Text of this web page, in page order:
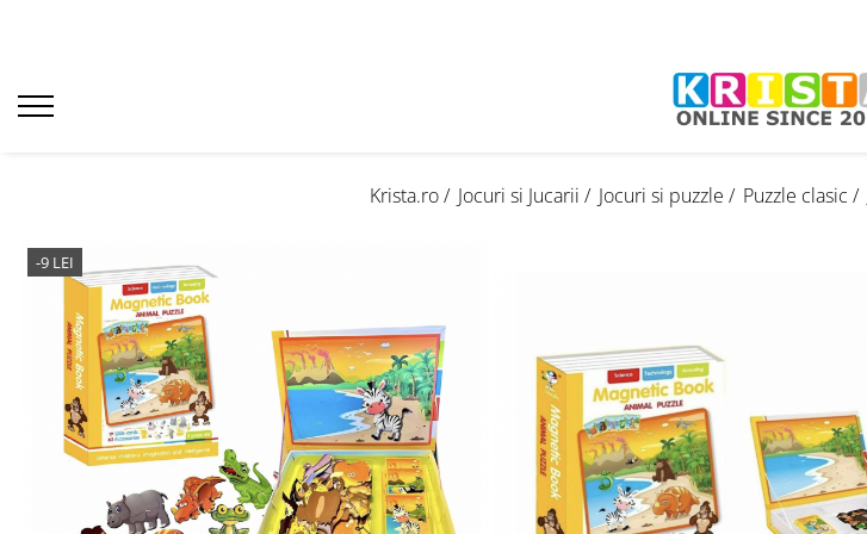
Krista.ro / Jocuri si Jucarii / Jocuri si puzzle / Puzzle clasic /
-9 LEI